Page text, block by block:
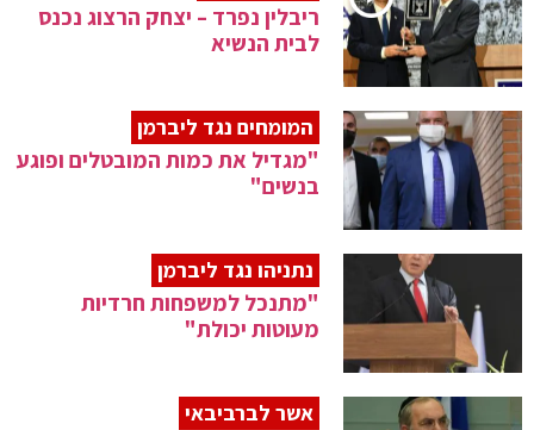
ריבלין נפרד – יצחק הרצוג נכנס
לבית הנשיא
המומחים נגד ליברמן
"מגדיל את כמות המובטלים ופוגע
בנשים"
נתניהו נגד ליברמן
"מתנכל למשפחות חרדיות
מעוטות יכולת"
אשר לברביבאי